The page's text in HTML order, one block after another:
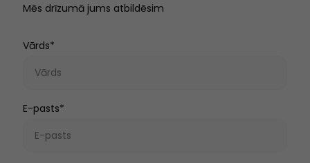
Mēs drīzumā jums atbildēsim
Vārds*
E-pasts*